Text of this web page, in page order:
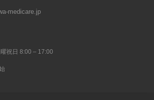
medicare.jp
祝日 8:00 – 17:00